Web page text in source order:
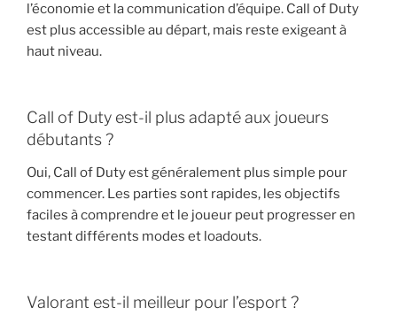
l’économie et la communication d’équipe. Call of Duty
est plus accessible au départ, mais reste exigeant à
haut niveau.
Call of Duty est-il plus adapté aux joueurs
débutants ?
Oui, Call of Duty est généralement plus simple pour
commencer. Les parties sont rapides, les objectifs
faciles à comprendre et le joueur peut progresser en
testant différents modes et loadouts.
Valorant est-il meilleur pour l’esport ?